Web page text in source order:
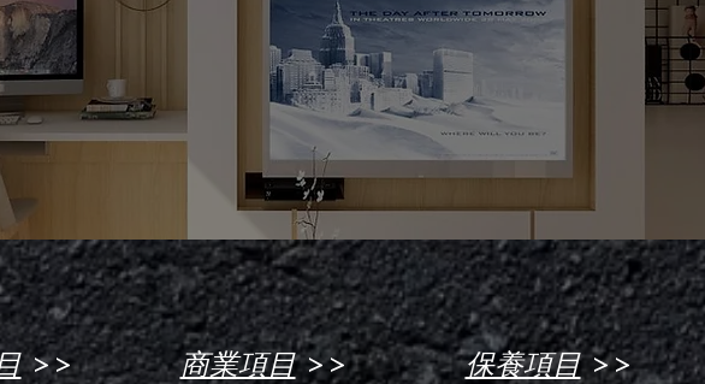
>> 商業項目>> 保養項目>>